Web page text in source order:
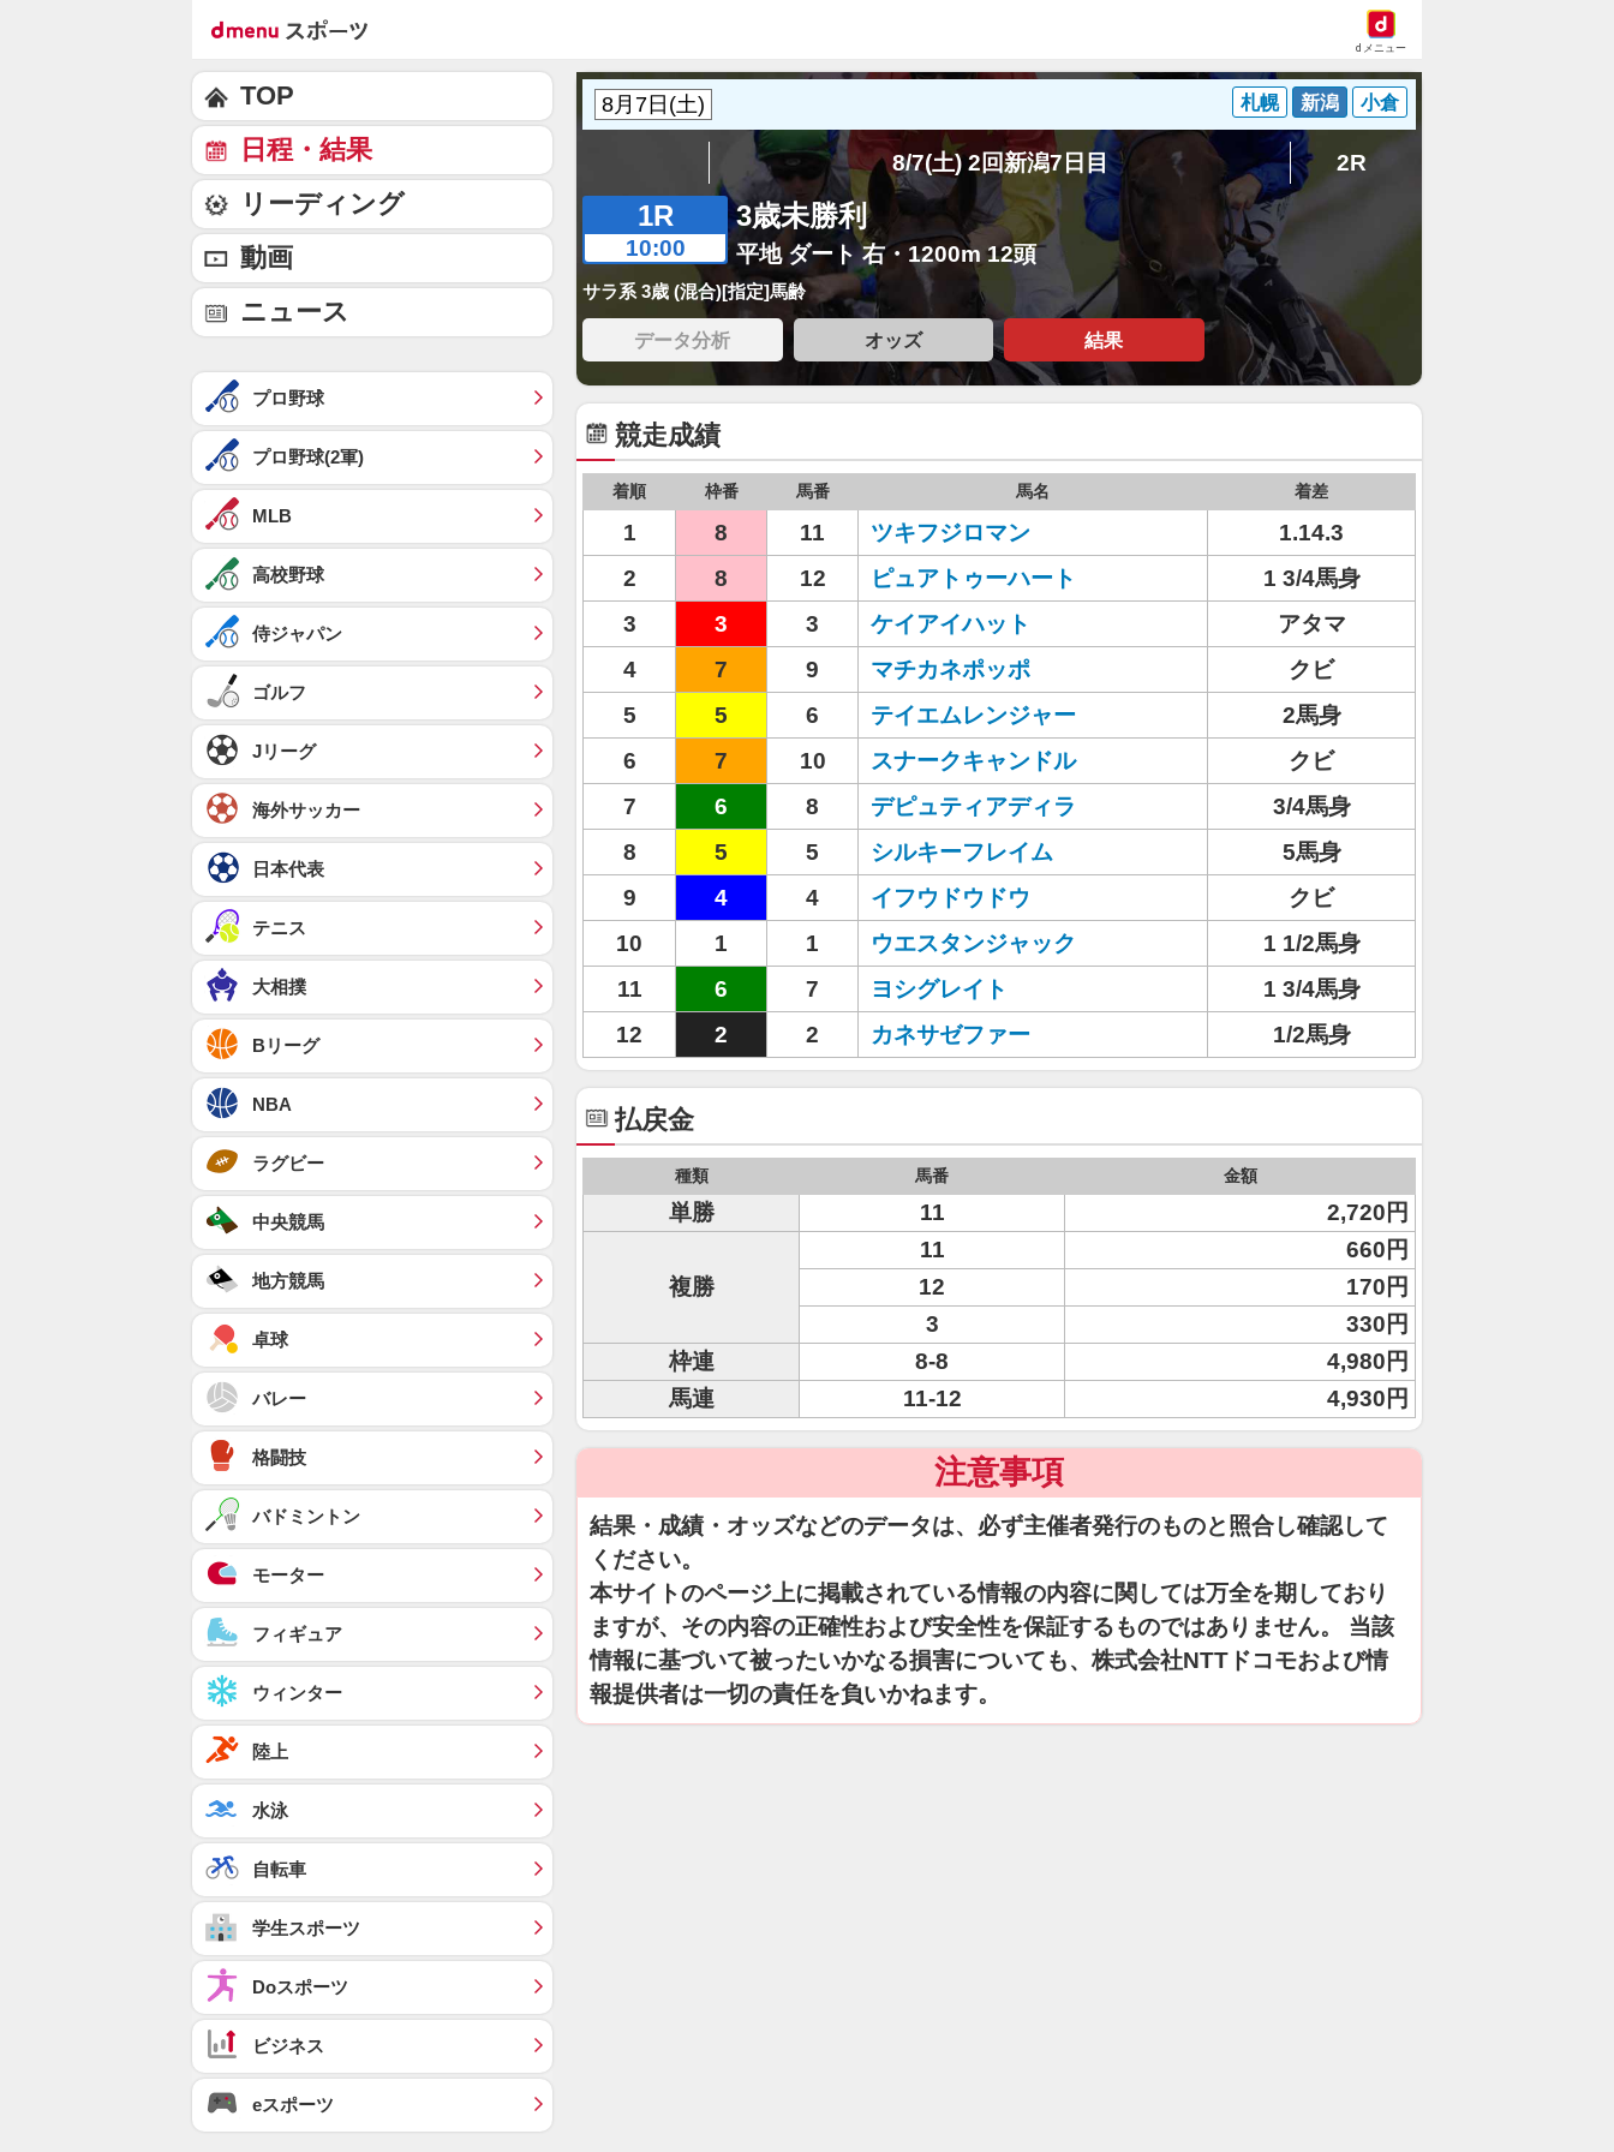
dメニュー
札幌 新潟 小倉
8/7(土) 2回新潟7日目 2R
1R
10:00
3歳未勝利
平地 ダート 右・1200m 12頭
サラ系 3歳 (混合)[指定]馬齢
データ分析 オッズ 結果
競走成績
着順 枠番 馬番 馬名 着差
1 8 11 ツキフジロマン
1.14.3
2
8 12 ピュアトゥーハート
1 3/4馬身
3
3 3 ケイアイハット
アタマ
4
7 9 マチカネポッポ
クビ
5
5 6 テイエムレンジャー
2馬身
6
7 10 スナークキャンドル
クビ
7
6 8 デピュティアディラ
3/4馬身
8
5 5 シルキーフレイム
5馬身
9
4 4 イフウドウドウ
クビ
10
1 1 ウエスタンジャック
1 1/2馬身
11
6 7 ヨシグレイト
1 3/4馬身
12
2 2 カネサゼファー 1/2馬身
払戻金
種類 馬番 金額
単勝 11 2,720円
複勝
11
660円
12
170円
3
330円
枠連
8-8
4,980円
馬連
11-12 4,930円
注意事項
結果・成績・オッズなどのデータは、必ず主催者発行のものと照合し確認して
ください。
本サイトのページ上に掲載されている情報の内容に関しては万全を期しており
ますが、その内容の正確性および安全性を保証するものではありません。 当該
情報に基づいて被ったいかなる損害についても、株式会社NTTドコモおよび情
報提供者は一切の責任を負いかねます。
TOP
日程・結果
リーディング
動画
ニュース
プロ野球
プロ野球(2軍)
MLB
高校野球
侍ジャパン
ゴルフ
Jリーグ
海外サッカー
日本代表
テニス
大相撲
Bリーグ
NBA
ラグビー
中央競馬
地方競馬
卓球
バレー
格闘技
バドミントン
モーター
フィギュア
ウィンター
陸上
水泳
自転車
学生スポーツ
Doスポーツ
ビジネス
eスポーツ